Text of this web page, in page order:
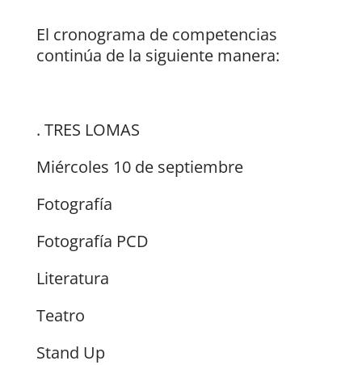
El cronograma de competencias
continúa de la siguiente manera:
. TRES LOMAS
Miércoles 10 de septiembre
Fotografía
Fotografía PCD
Literatura
Teatro
Stand Up